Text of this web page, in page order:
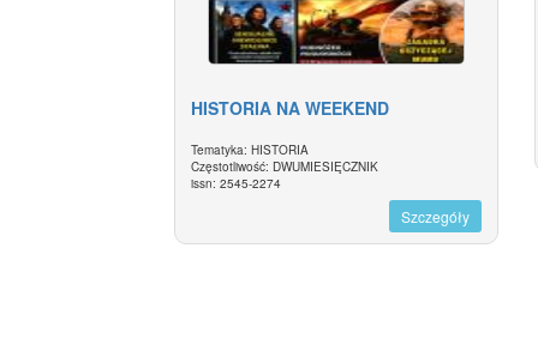
HISTORIA NA WEEKEND
Tematyka: HISTORIA
Częstotliwość: DWUMIESIĘCZNIK
issn: 2545-2274
Szczegóły